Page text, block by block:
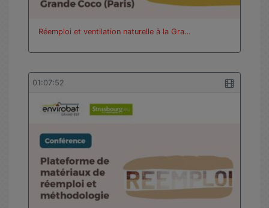
Réemploi et ventilation naturelle à la Gra…
01:07:52